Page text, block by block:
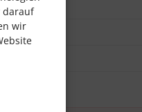
darauf
wir